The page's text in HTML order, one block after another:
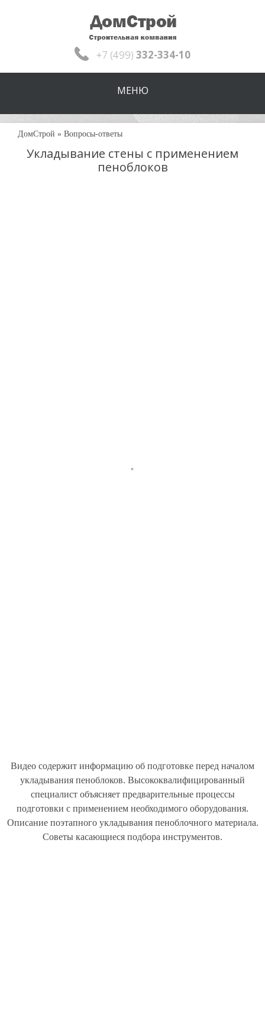
+7 (499) 332-334-10
МЕНЮ
ДомСтрой » Вопросы-ответы
Укладывание стены с применением
пеноблоков
Видео содержит информацию об подготовке перед началом
укладывания пеноблоков. Высококвалифицированный
специалист объясняет предварительные процессы
подготовки с применением необходимого оборудования.
Описание поэтапного укладывания пеноблочного материала.
Советы касающиеся подбора инструментов.